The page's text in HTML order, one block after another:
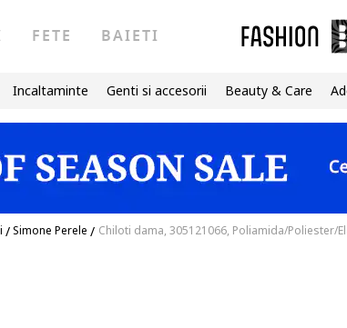
FETE BAIETI
Incaltaminte Genti si accesorii Beauty & Care
/Simone Perele / Chiloti dama, 305121066, Poliamida/Poliester/